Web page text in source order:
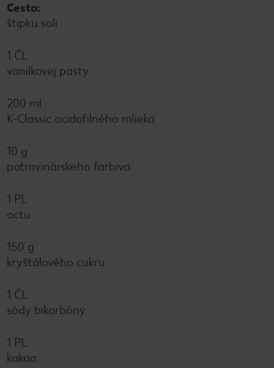
Cesto:
štipku soli
1 ČL
vanilkovej pasty
200 ml
K-Classic acidofilného mlieka
10 g
potravinárskeho farbiva
1 PL
octu
150 g
kryštálového cukru
1 ČL
sódy bikarbóny
1 PL
kakaa